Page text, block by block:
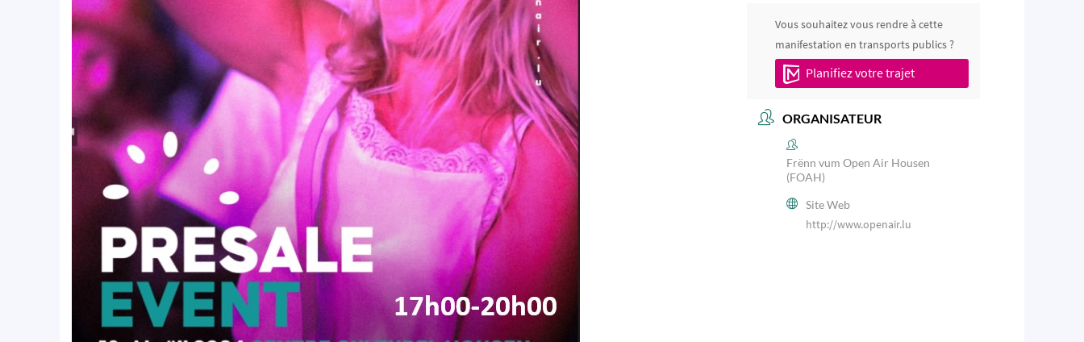
Vous souhaitez vous rendre à cette
manifestation en transports publics ?
Planifiez votre trajet
ORGANISATEUR
Frënn vum Open Air Housen
(FOAH)
Site Web
http://www.openair.lu